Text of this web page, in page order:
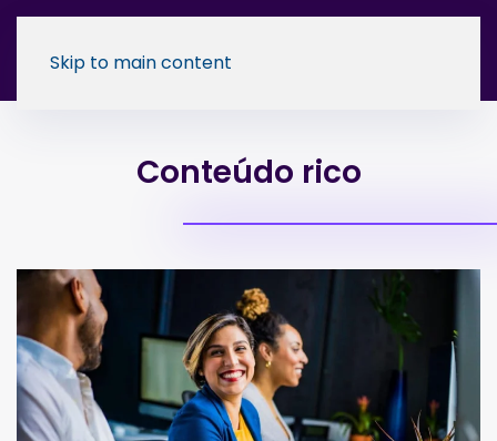
Skip to main content
Conteúdo rico